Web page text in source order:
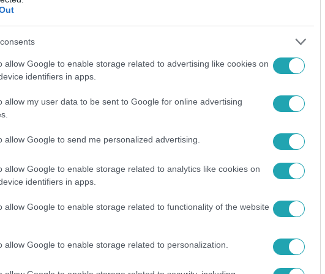
allow Google to enable storage related to advertising like cookies on
identifiers in apps.
allow my user data to be sent to Google for online advertising
allow Google to send me personalized advertising.
allow Google to enable storage related to analytics like cookies on
identifiers in apps.
allow Google to enable storage related to functionality of the website
allow Google to enable storage related to personalization.
és kicsorduló könnyek a Határtalan
Rácz Nikinek, Oravec Ticiánának és Jenei Áginak haza kellett
elválások pillanatait!
csináltat – vajon mit varrat magára?
Ági kiáll magáért, a tetoválószalonban pedig komolyodik a hangulat!
hogy ne maradj le semmiről!